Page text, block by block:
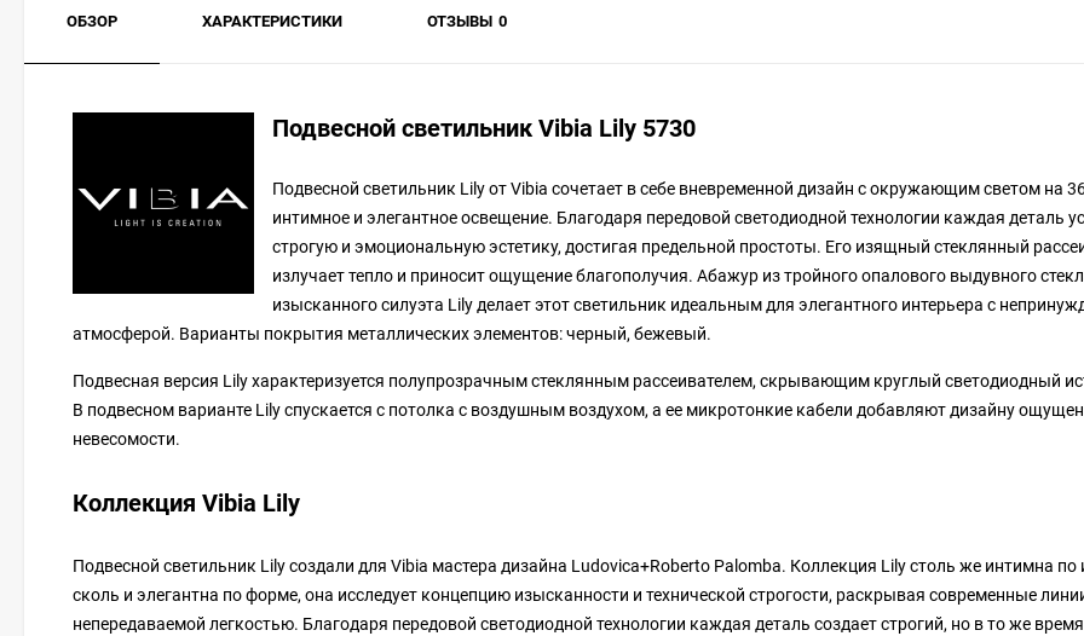
ОБЗОР ХАРАКТЕРИСТИКИ ОТЗЫВЫ 0
Подвесной светильник Vibia Lily 5730
Подвесной светильник Lily от Vibia сочетает в себе вневременной дизайн с окружающим светом на
интимное и элегантное освещение. Благодаря передовой светодиодной технологии каждая деталь
строгую и эмоциональную эстетику, достигая предельной простоты. Его изящный стеклянный
излучает тепло и приносит ощущение благополучия. Абажур из тройного опалового выдувного
изысканного силуэта Lily делает этот светильник идеальным для элегантного интерьера с
атмосферой. Варианты покрытия металлических элементов: черный, бежевый.
Подвесная версия Lily характеризуется полупрозрачным стеклянным рассеивателем, скрывающим круглый светодиодный
В подвесном варианте Lily спускается с потолка с воздушным воздухом, а ее микротонкие кабели добавляют дизайну
невесомости.
Коллекция Vibia Lily
Подвесной светильник Lily создали для Vibia мастера дизайна Ludovica+Roberto Palomba. Коллекция Lily столь же интимна по
сколь и элегантна по форме, она исследует концепцию изысканности и технической строгости, раскрывая современные
непередаваемой легкостью. Благодаря передовой светодиодной технологии каждая деталь создает строгий, но в то же время